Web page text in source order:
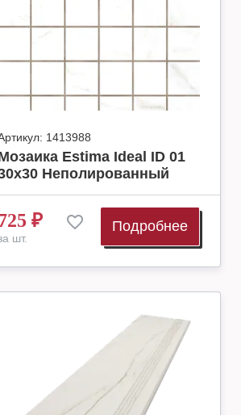
1413988
Estima Ideal ID 01
Неполированный
₽
шт.
Подробнее